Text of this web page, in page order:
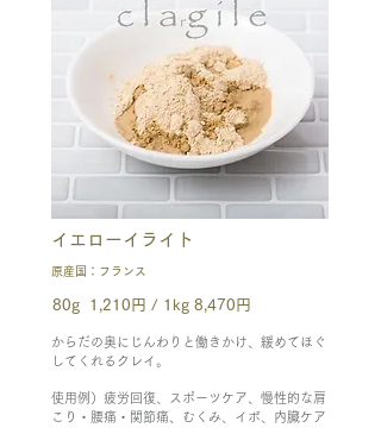
イエローイライト
原産国：フランス
80g 1,210円 / 1kg 8,470円
からだの奥にじんわりと働きかけ、緩めてほぐ
してくれるクレイ。
使用例）疲労回復、スポーツケア、慢性的な肩
こり・腰痛・関節痛、むくみ、イボ、内臓ケア